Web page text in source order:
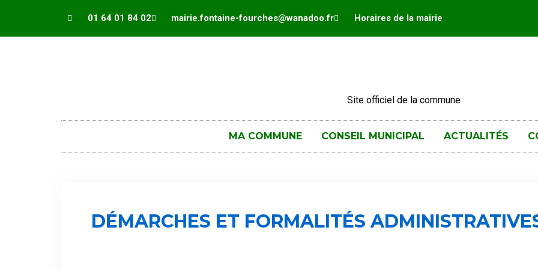
01 64 01 84 02 mairie.fontaine-fourches@wanadoo.fr Horaires de la mairie
Site officiel de la commune
MA COMMUNE CONSEIL MUNICIPAL ACTUALITÉS
DÉMARCHES ET FORMALITÉS